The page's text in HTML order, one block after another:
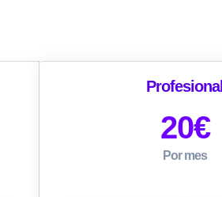
Profesional
20€
Por mes